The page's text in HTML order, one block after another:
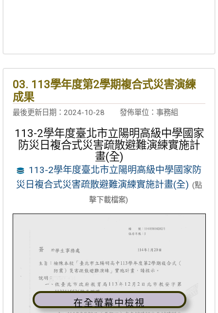
03. 113學年度第2學期複合式災害演練
成果
最後更新日期：2024-10-28 發佈單位：事務組
113-2學年度臺北市立陽明高級中學國家
防災日複合式災害疏散避難演練實施計
畫(全)
113-2學年度臺北市立陽明高級中學國家防
災日複合式災害疏散避難演練實施計畫(全) (點
擊下載檔案)
在全螢幕中檢視